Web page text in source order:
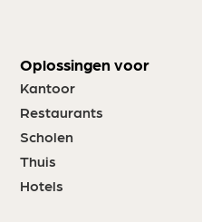
Oplossingen voor
Kantoor
Restaurants
Scholen
Thuis
Hotels